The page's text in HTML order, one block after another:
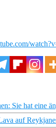
Sie hat eine
auf